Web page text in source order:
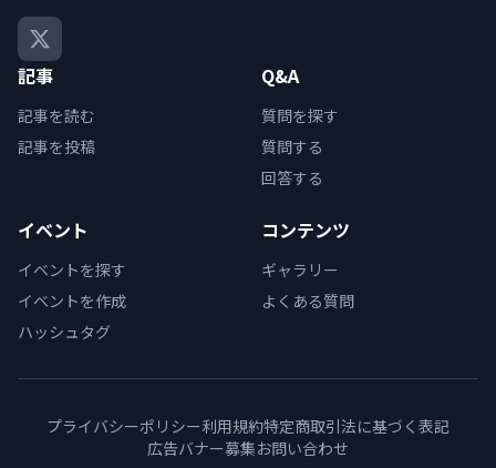
記事
記事を読む
記事を投稿
Q&A
質問を探す
質問する
回答する
イベント
イベントを探す
イベントを作成
ハッシュタグ
コンテンツ
ギャラリー
よくある質問
プライバシーポリシー利用規約特定商取引法に基づく表記
広告バナー募集お問い合わせ